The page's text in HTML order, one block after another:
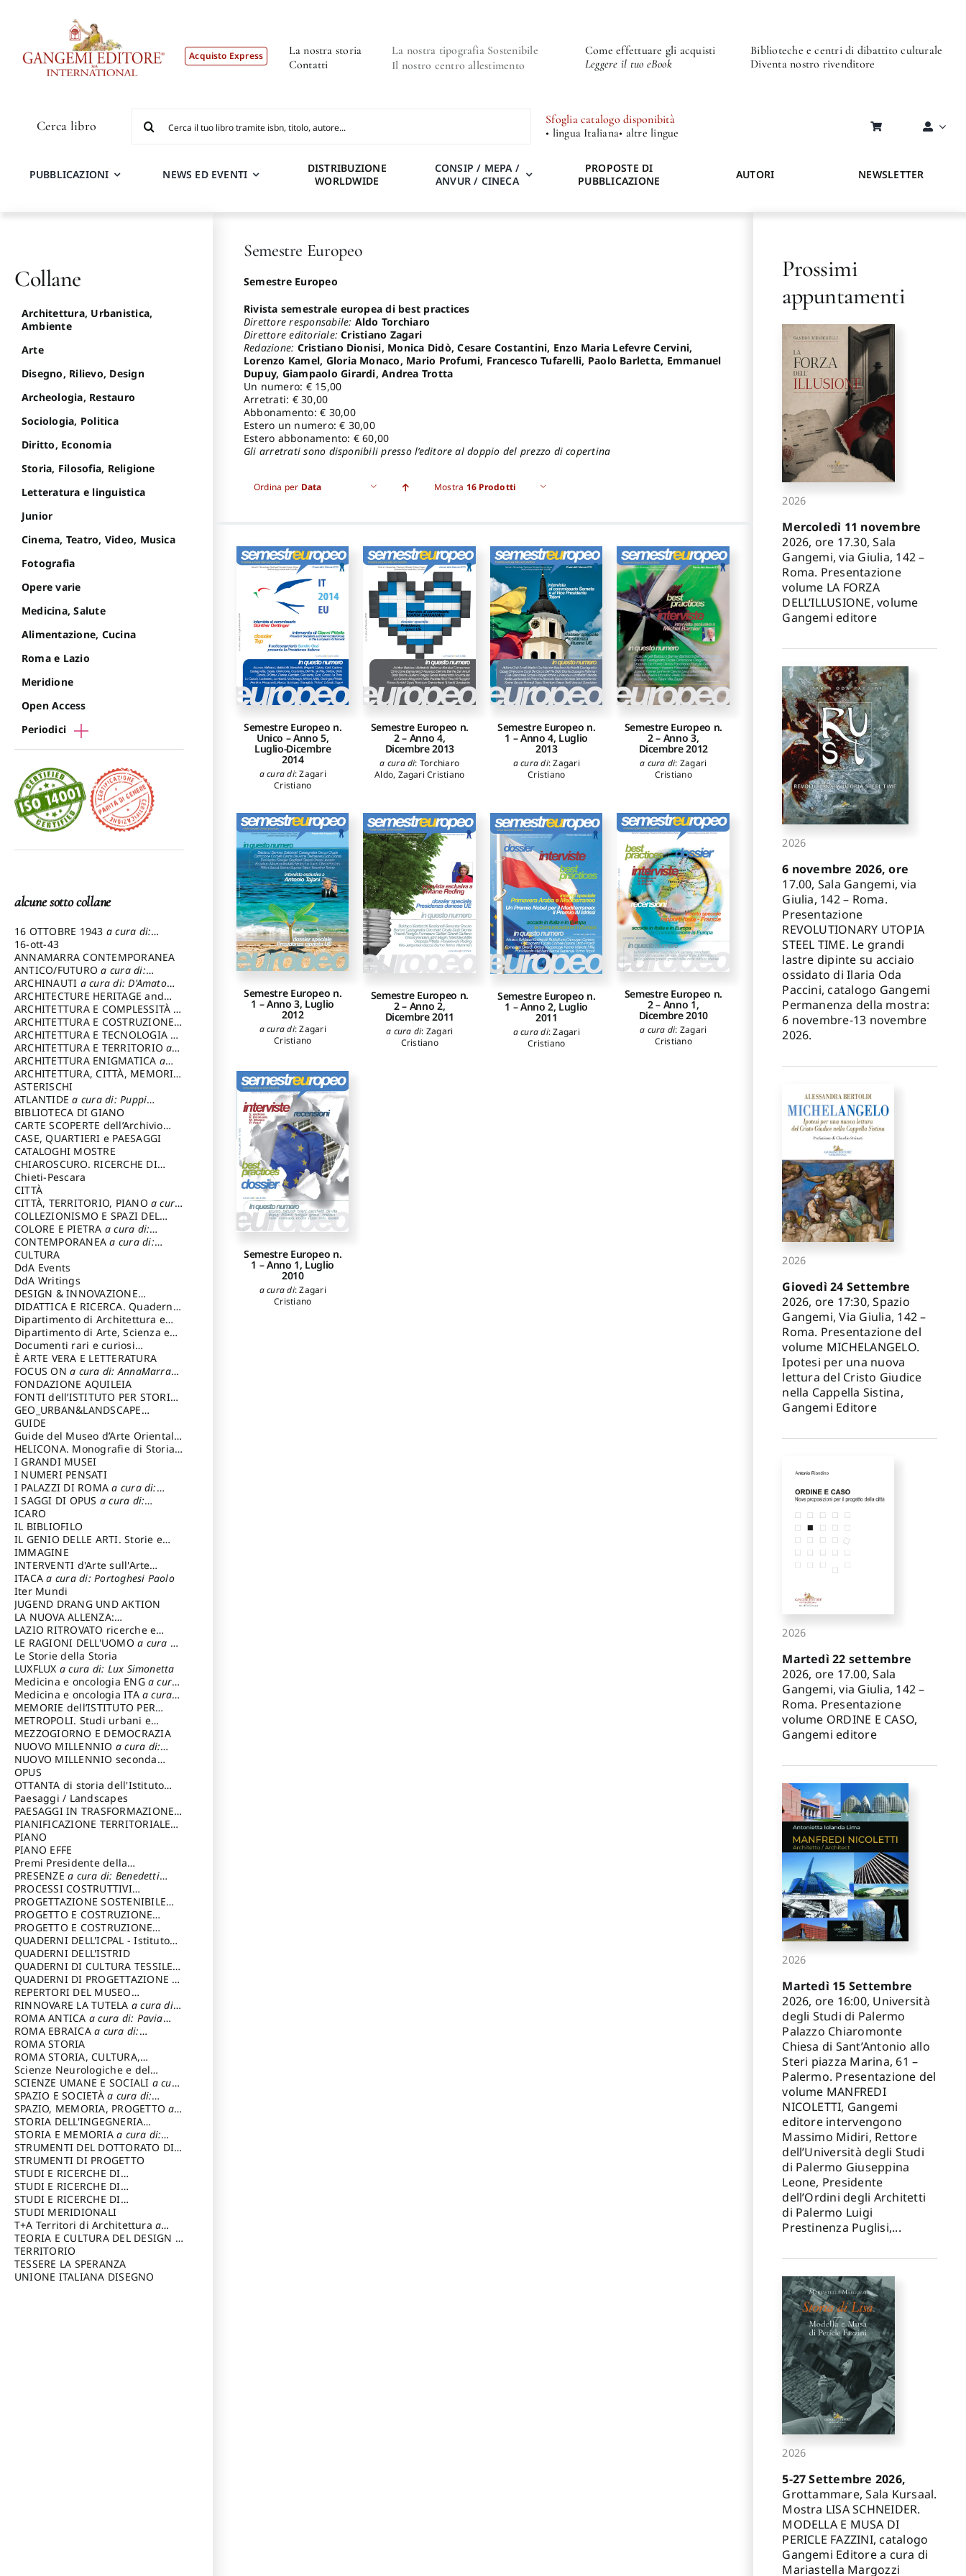
Acquisto Express
La nostra storia
Contatti
La nostra tipografia Sostenibile
Il nostro centro allestimento
Come effettuare gli acquisti
Leggere il tuo eBook
Biblioteche e centri di dibattito culturale
Diventa nostro rivenditore
Cerca libro
per:
Sfoglia catalogo disponibità
• lingua Italiana• altre lingue
PUBBLICAZIONI NEWS ED EVENTI
DISTRIBUZIONE
WORLDWIDE
CONSIP / MEPA /
ANVUR / CINECA
PROPOSTE DI
PUBBLICAZIONE
AUTORI NEWSLETTER
Semestre Europeo
Semestre Europeo
Rivista semestrale europea di best practices
Direttore responsabile: Aldo Torchiaro
Direttore editoriale: Cristiano Zagari
Redazione: Cristiano Dionisi, Monica Didò, Cesare Costantini, Enzo Maria Lefevre Cervini,
Lorenzo Kamel, Gloria Monaco, Mario Profumi, Francesco Tufarelli, Paolo Barletta, Emmanuel
Dupuy, Giampaolo Girardi, Andrea Trotta
Un numero: € 15,00
Arretrati: € 30,00
Abbonamento: € 30,00
Estero un numero: € 30,00
Estero abbonamento: € 60,00
Gli arretrati sono disponibili presso l’editore al doppio del prezzo di copertina
Ordina per Data Mostra 16 Prodotti
Semestre Europeo n.
Unico – Anno 5,
Luglio-Dicembre
2014
a cura di:Zagari
Cristiano
Semestre Europeo n.
2 – Anno 4,
Dicembre 2013
a cura di: Torchiaro
Aldo, Zagari Cristiano
Semestre Europeo n.
1 – Anno 4, Luglio
2013
a cura di:Zagari
Cristiano
Semestre Europeo n.
2 – Anno 3,
Dicembre 2012
a cura di: Zagari
Cristiano
Semestre Europeo n.
1 – Anno 3, Luglio
2012
a cura di:Zagari
Cristiano
Semestre Europeo n.
2 – Anno 2,
Dicembre 2011
a cura di: Zagari
Cristiano
Semestre Europeo n.
1 – Anno 2, Luglio
2011
a cura di:Zagari
Cristiano
Semestre Europeo n.
2 – Anno 1,
Dicembre 2010
a cura di: Zagari
Cristiano
Semestre Europeo n.
1 – Anno 1, Luglio
2010
a cura di:Zagari
Cristiano
Collane
Architettura, Urbanistica,
Ambiente
Arte
Disegno, Rilievo, Design
Archeologia, Restauro
Sociologia, Politica
Diritto, Economia
Storia, Filosofia, Religione
Letteratura e linguistica
Junior
Cinema, Teatro, Video, Musica
Fotografia
Opere varie
Medicina, Salute
Alimentazione, Cucina
Roma e Lazio
Meridione
Open Access
Periodici
alcune sotto collane
16 OTTOBRE 1943 a cura di:
Pezzetti Marcello
16-ott-43
ANNAMARRA CONTEMPORANEA
ANTICO/FUTUROa cura di:
Varagnoli Claudio
ARCHINAUTI a cura di: D'Amato
Claudio
ARCHITECTURE HERITAGE and
DESIGN
ARCHITETTURA E COMPLESSITÀ a
cura di: Piva Antonio
ARCHITETTURA E COSTRUZIONEa
cura di: Poretti Sergio
ARCHITETTURA E TECNOLOGIA a
cura di: Carrara Gianfranco
ARCHITETTURA E TERRITORIOa
cura di: Pietrogrande Enrico
ARCHITETTURA ENIGMATICA a
cura di: Lenci Ruggero
ARCHITETTURA, CITTÀ, MEMORIA
a cura di: Valeriani Enrico
ASTERISCHI
ATLANTIDEa cura di: Puppi
Lionello
BIBLIOTECA DI GIANO
CARTE SCOPERTE dell’Archivio
Storico Capitolino
CASE, QUARTIERI e PAESAGGI
CATALOGHI MOSTRE
CHIAROSCURO. RICERCHE DI
STORIA E STORIA DELL'ARTE
cura di: Di Carpegna Falconieri
Tommaso
Chieti-Pescara
CITTÀ
CITTÀ, TERRITORIO, PIANO a cura
di: Imbesi Giuseppe
COLLEZIONISMO E SPAZI DEL
COLLEZIONISMO a cura di:
Magnani Lauro
COLORE E PIETRA a cura di:
Selvaggi Giuseppe
CONTEMPORANEAa cura di:
Gubinelli Luna
CULTURA
DdA Events
DdA Writings
DESIGN & INNOVAZIONE
TECNOLOGICAa cura di: Vallicelli
Andrea
DIDATTICA E RICERCA. Quaderni
della Scuola
Dipartimento di Architettura e
Analisi della Città Mediterranea
Dipartimento di Arte, Scienza e
Tecnica del Costuire
Documenti rari e curiosi
dall'Archivio Segreto
È ARTE VERA E LETTERATURA
FOCUS ONa cura di: AnnaMarra
Contemporanea
FONDAZIONE AQUILEIA
FONTI dell’ISTITUTO PER STORIA
DEL RISORGIMENTO
GEO_URBAN&LANDSCAPE
PLANNING (GULP)
Trusiani Elio
GUIDE
Guide del Museo d’Arte Orientale
“Giuseppe Tucci”
HELICONA. Monografie di Storia
dell'Artea cura di: Gallo Marco
I GRANDI MUSEI
I NUMERI PENSATI
I PALAZZI DI ROMAa cura di:
Ippoliti Alessandro
I SAGGI DI OPUS a cura di:
Scalesse Tommaso
ICARO
IL BIBLIOFILO
IL GENIO DELLE ARTI. Storie e
interpretazione
IMMAGINE
INTERVENTI d'Arte sull'Arte
dedicata alla cultura della
conservazione d’arte
Fondazione Paola Droghetti onlus
ITACAa cura di: Portoghesi Paolo
Iter Mundi
JUGEND DRANG UND AKTION
LA NUOVA ALLENZA:
ARCHITETTURA & AMBIENTE
LAZIO RITROVATO ricerche e
restauri
LE RAGIONI DELL'UOMOa cura di:
Lombardi Satriani Luigi
Le Storie della Storia
LUXFLUX a cura di: Lux Simonetta
Medicina e oncologia ENG a cura
di: Lopez Massimo
Medicina e oncologia ITA a cura
di: Lopez Massimo
MEMORIE dell’ISTITUTO PER
STORIA DEL RISORGIMENTO
METROPOLI. Studi urbani e
regionali
MEZZOGIORNO E DEMOCRAZIA
NUOVO MILLENNIO a cura di:
Capaldo Pellegrino
NUOVO MILLENNIO seconda
serie
Francesco
OPUS
OTTANTA di storia dell'Istituto
storia dell’Istitutoa cura di:
Cavalieri Patrizia
Paesaggi / Landscapes
PAESAGGI IN TRASFORMAZIONEa
cura di: Corti Enrico A.
PIANIFICAZIONE TERRITORIALE
URBANISTICA ED AMBIENTALE
cura di: Costa Enrico
PIANO
PIANO EFFE
Premi Presidente della
Repubblica
PRESENZEa cura di: Benedetti
Sandro
PROCESSI COSTRUTTIVI
DELL'ARCHITETTURAa cura di:
Ippoliti Alessandro
PROGETTAZIONE SOSTENIBILE
PARTECIPATA
PROGETTO E COSTRUZIONE
DELL’ARCHITETTURA
PROGETTO E COSTRUZIONE
SOSTENIBILE
QUADERNI DELL'ICPAL - Istituto
centrale per il restauro e la
conservazione del patrimonio
archivistico e librario
QUADERNI DELL'ISTRID
QUADERNI DI CULTURA TESSILEa
cura di: Crispolti Livia
QUADERNI DI PROGETTAZIONE a
cura di: Giura Longo Tommaso
REPERTORI DEL MUSEO
CENTRALE DEL RISORGIMENTOa
cura di: Pizzo Marco
RINNOVARE LA TUTELA a cura di:
Cicalò Enrico
ROMA ANTICA a cura di: Pavia
Carlo
ROMA EBRAICAa cura di:
Procaccia Claudio
ROMA STORIA
ROMA STORIA, CULTURA,
IMMAGINEa cura di: Fagiolo
Marcello
Scienze Neurologiche e del
Comportamento
SCIENZE UMANE E SOCIALI a cura
di: Iannizzi Salvatore
SPAZIO E SOCIETÀa cura di:
Cassetti Roberto
SPAZIO, MEMORIA, PROGETTOa
cura di: Rossi Massimo
STORIA DELL'INGEGNERIA
STRUTTURALE IN ITALIAa cura di:
Poretti Sergio
STORIA E MEMORIAa cura di:
Rossi Lauro
STRUMENTI DEL DOTTORATO DI
RICERCA IN RILIEVO E
RAPPRESENTAZIONE
DELL’ARCHITETTURA E
DELL’AMBIENTEa cura di: Migliari
Riccardo
STRUMENTI DI PROGETTO
STUDI E RICERCHE DI
ARCHEOLOGIA IN SICILIA
di: Pelagatti Paola
STUDI E RICERCHE DI
ARCHITETTURA del Dipartimento
di Architettura Università degli
Studi G. d' Annunzio
STUDI E RICERCHE DI
ARCHITETTURA del Dipartimento
di Architettura Università degli
Studi G. d' Annunzio, Chieti-
Pescaraa cura di: Fusero Paolo
STUDI MERIDIONALI
T+A Territori di Architetturaa
cura di: Ramazzotti Luigi
TEORIA E CULTURA DEL DESIGN a
cura di: Furlanis Giuseppe
TERRITORIO
TESSERE LA SPERANZA
UNIONE ITALIANA DISEGNO
Prossimi
appuntamenti
2026
Mercoledì 11 novembre
2026, ore 17.30, Sala
Gangemi, via Giulia, 142 –
Roma. Presentazione
volume LA FORZA
DELL’ILLUSIONE, volume
Gangemi editore
2026
6 novembre 2026, ore
17.00, Sala Gangemi, via
Giulia, 142 – Roma.
Presentazione
REVOLUTIONARY UTOPIA
STEEL TIME. Le grandi
lastre dipinte su acciaio
ossidato di Ilaria Oda
Paccini, catalogo Gangemi
Permanenza della mostra:
6 novembre-13 novembre
2026.
2026
Giovedì 24 Settembre
2026, ore 17:30, Spazio
Gangemi, Via Giulia, 142 –
Roma. Presentazione del
volume MICHELANGELO.
Ipotesi per una nuova
lettura del Cristo Giudice
nella Cappella Sistina,
Gangemi Editore
2026
Martedì 22 settembre
2026, ore 17.00, Sala
Gangemi, via Giulia, 142 –
Roma. Presentazione
volume ORDINE E CASO,
Gangemi editore
2026
Martedì 15 Settembre
2026, ore 16:00, Università
degli Studi di Palermo
Palazzo Chiaromonte
Chiesa di Sant’Antonio allo
Steri piazza Marina, 61 –
Palermo. Presentazione del
volume MANFREDI
NICOLETTI, Gangemi
editore intervengono
Massimo Midiri, Rettore
dell’Università degli Studi
di Palermo Giuseppina
Leone, Presidente
dell’Ordini degli Architetti
di Palermo Luigi
Prestinenza Puglisi,...
2026
5-27 Settembre 2026,
Grottammare, Sala Kursaal.
Mostra LISA SCHNEIDER.
MODELLA E MUSA DI
PERICLE FAZZINI, catalogo
Gangemi Editore a cura di
Mariastella Margozzi